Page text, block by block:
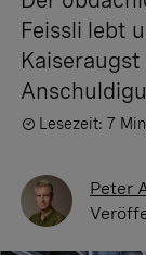
Feissli lebt
Lesezeit: 7
Peter